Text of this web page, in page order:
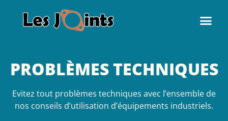
PROBLÈMES TECHNIQUES
Evitez tout problèmes techniques avec l’ensemble de
nos conseils d’utilisation d’équipements industriels.